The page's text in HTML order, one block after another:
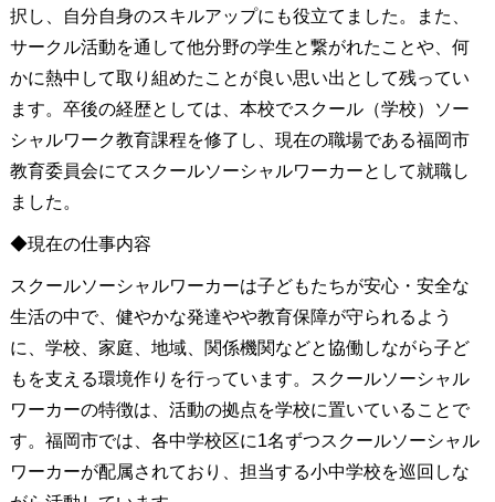
択し、自分自身のスキルアップにも役立てました。また、
サークル活動を通して他分野の学生と繋がれたことや、何
かに熱中して取り組めたことが良い思い出として残ってい
ます。卒後の経歴としては、本校でスクール（学校）ソー
シャルワーク教育課程を修了し、現在の職場である福岡市
教育委員会にてスクールソーシャルワーカーとして就職し
ました。
◆現在の仕事内容
スクールソーシャルワーカーは子どもたちが安心・安全な
生活の中で、健やかな発達やや教育保障が守られるよう
に、学校、家庭、地域、関係機関などと協働しながら子ど
もを支える環境作りを行っています。スクールソーシャル
ワーカーの特徴は、活動の拠点を学校に置いていることで
す。福岡市では、各中学校区に1名ずつスクールソーシャル
ワーカーが配属されており、担当する小中学校を巡回しな